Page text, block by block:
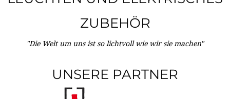
ZUBEHÖR
"Die Welt um uns ist so lichtvoll wie wir sie machen"
UNSERE PARTNER